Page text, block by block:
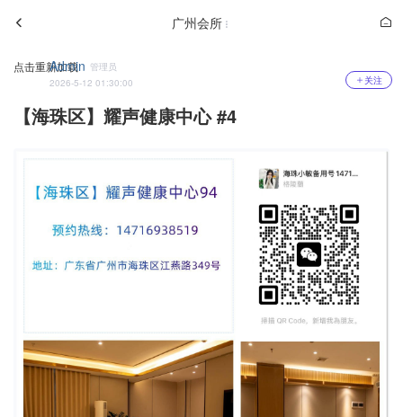
广州会所
点击重新加载
Admin 管理员
2026-5-12 01:30:00
关注
【海珠区】耀声健康中心 #4